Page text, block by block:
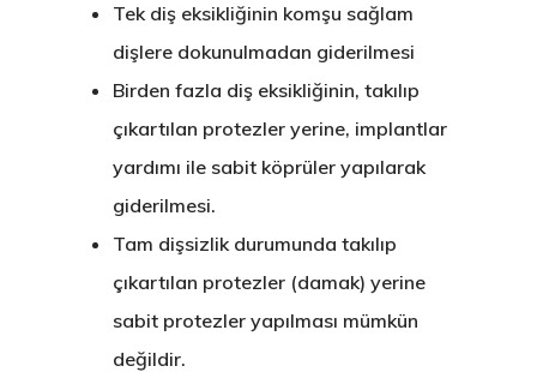
Tek diş eksikliğinin komşu sağlam
dişlere dokunulmadan giderilmesi
Birden fazla diş eksikliğinin, takılıp
çıkartılan protezler yerine, implantlar
yardımı ile sabit köprüler yapılarak
giderilmesi.
Tam dişsizlik durumunda takılıp
çıkartılan protezler (damak) yerine
sabit protezler yapılması mümkün
değildir.